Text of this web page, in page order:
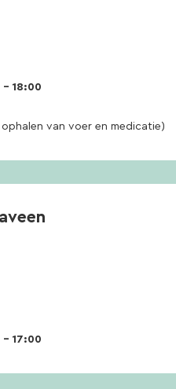
18:00
van voer en medicatie)
17:00